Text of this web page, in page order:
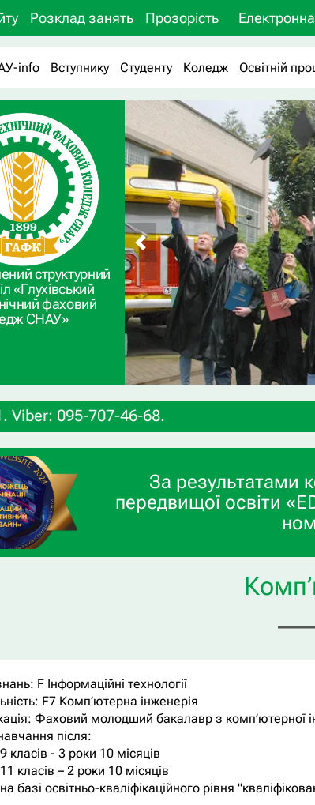
Розклад занять Прозорість
info Вступнику Студенту Коледж Освітній
структурний
«Глухівський
фаховий
СНАУ»
707-46-68.
За результатами
передвищої освіти
F Інформаційні технології
F7 Комп’ютерна інженерія
Фаховий молодший бакалавр з комп’ютерної
після:
9 класів - 3 роки 10 місяців
11 класів – 2 роки 10 місяців
на базі освітньо-кваліфікаційного рівня